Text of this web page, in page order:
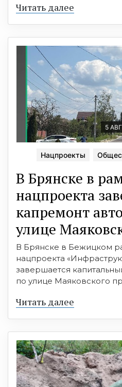
Читать далее
5
Нацпроекты
В Брянске в
нацпроекта
капремонт
улице
В Брянске в Бежицком
нацпроекта
завершается
по улице Маяковского
Читать далее